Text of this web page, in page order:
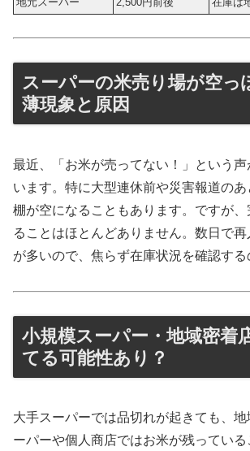
スーパーの米売り場が空っ
薄現象と原因
最近、「お米が売ってない！」という
います。特に大型連休前や災害報道の
棚が空になることもあります。ですが、
ることはほとんどありません。数日で
が多いので、焦らず在庫状況を確認する
小規模スーパー・地域密着
てる可能性あり？
大手スーパーでは品切れが起きても、
ーパーや個人商店ではお米が残っている